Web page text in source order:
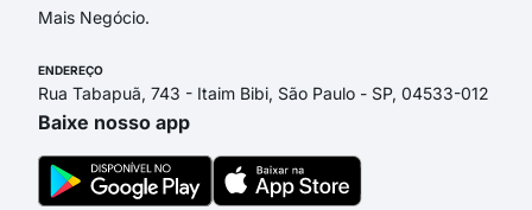
Mais Negócio.
ENDEREÇO
Rua Tabapuã, 743 - Itaim Bibi, São Paulo - SP, 04533-012
Baixe nosso app